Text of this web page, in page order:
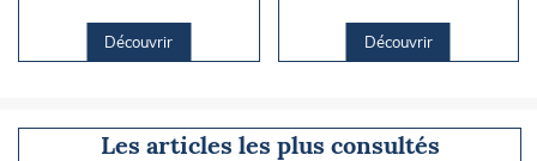
Découvrir Découvrir
Les articles les plus consultés